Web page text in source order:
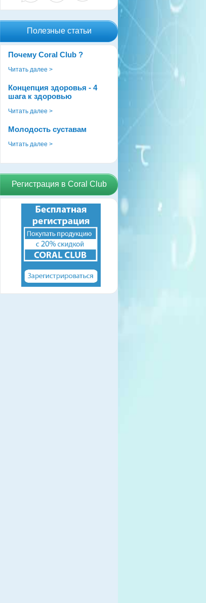
Полезные статьи
Почему Coral Club ?
Читать далее >
Концепция здоровья - 4
шага к здоровью
Читать далее >
Молодость суставам
Читать далее >
Регистрация в Coral Club